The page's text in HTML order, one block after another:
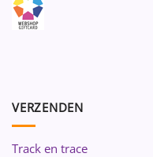
VERZENDEN
Track en trace